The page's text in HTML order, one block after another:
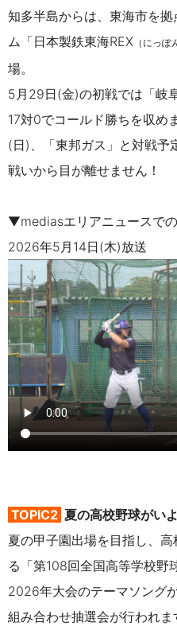
知多半島からは、東海市を
ム「日本製鉄東海REX （にっ
場。
5月29日(金)の初戦では「岐
17対0でコールド勝ちを収め
(日)、「東邦ガス」と対戦予
戦いから目が離せません！
▼mediasエリアニュースで
2026年5月14日(木)放送
TOPIC2 夏の高校野球がい
夏の甲子園出場を目指し、
る「第108回全国高等学校野
2026年大会のテーマソング
組み合わせ抽選会が行われま